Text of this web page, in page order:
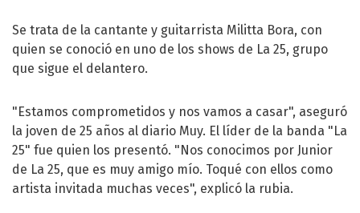
Se trata de la cantante y guitarrista Militta Bora, con
quien se conoció en uno de los shows de La 25, grupo
que sigue el delantero.
"Estamos comprometidos y nos vamos a casar", aseguró
la joven de 25 años al diario Muy. El líder de la banda "La
25" fue quien los presentó. "Nos conocimos por Junior
de La 25, que es muy amigo mío. Toqué con ellos como
artista invitada muchas veces", explicó la rubia.